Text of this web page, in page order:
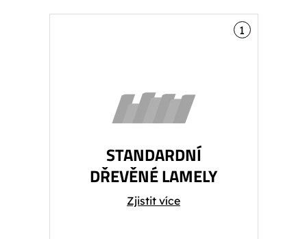
1
STANDARDNÍ
DŘEVĚNÉ LAMELY
Zjistit více